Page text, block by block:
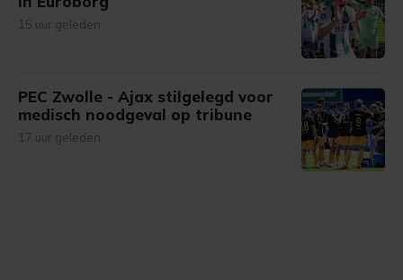
15 uur geleden
PEC Zwolle - Ajax stilgelegd voor
medisch noodgeval op tribune
17 uur geleden